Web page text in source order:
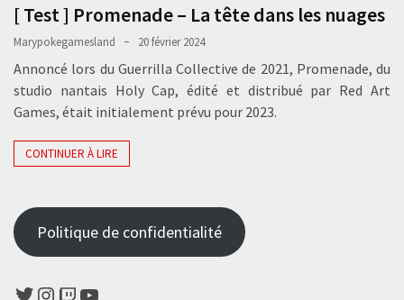
[ Test ] Promenade – La tête dans les nuages
Marypokegamesland 20 février 2024
Annoncé lors du Guerrilla Collective de 2021, Promenade, du
studio nantais Holy Cap, édité et distribué par Red Art
Games, était initialement prévu pour 2023.
CONTINUER À LIRE
Politique de confidentialité
Twitter
Instagram
TwitchYouTube